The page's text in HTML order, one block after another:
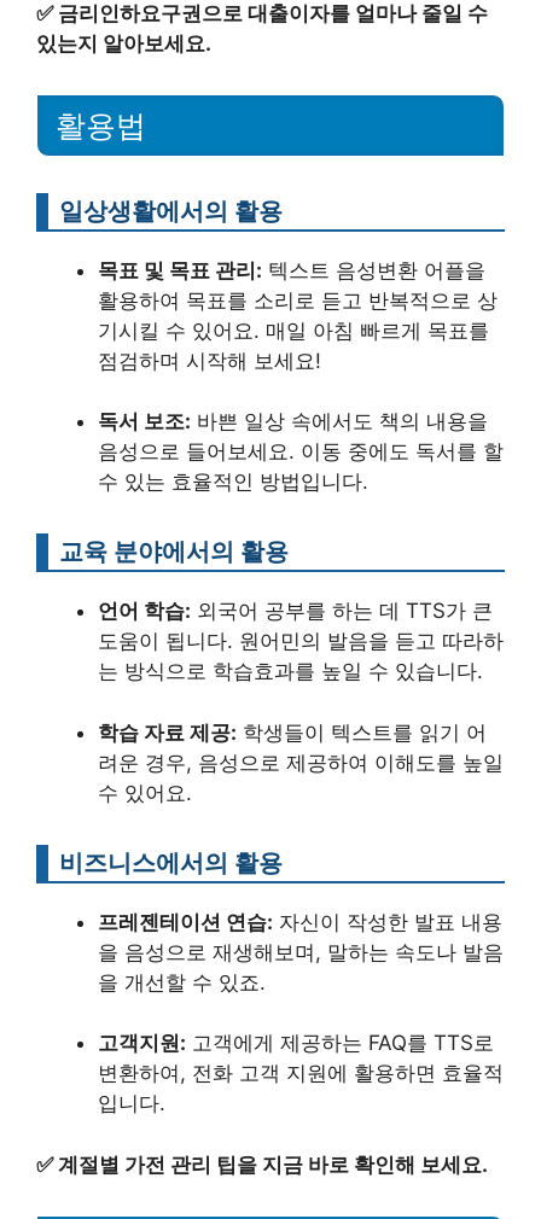
✅ 금리인하요구권으로 대출이자를 얼마나 줄일 수
있는지 알아보세요.
활용법
일상생활에서의 활용
목표 및 목표 관리: 텍스트 음성변환 어플을
활용하여 목표를 소리로 듣고 반복적으로 상
기시킬 수 있어요. 매일 아침 빠르게 목표를
점검하며 시작해 보세요!
독서 보조: 바쁜 일상 속에서도 책의 내용을
음성으로 들어보세요. 이동 중에도 독서를 할
수 있는 효율적인 방법입니다.
교육 분야에서의 활용
언어 학습: 외국어 공부를 하는 데 TTS가 큰
도움이 됩니다. 원어민의 발음을 듣고 따라하
는 방식으로 학습효과를 높일 수 있습니다.
학습 자료 제공: 학생들이 텍스트를 읽기 어
려운 경우, 음성으로 제공하여 이해도를 높일
수 있어요.
비즈니스에서의 활용
프레젠테이션 연습: 자신이 작성한 발표 내용
을 음성으로 재생해보며, 말하는 속도나 발음
을 개선할 수 있죠.
고객지원: 고객에게 제공하는 FAQ를 TTS로
변환하여, 전화 고객 지원에 활용하면 효율적
입니다.
✅계절별 가전 관리 팁을 지금 바로 확인해 보세요.